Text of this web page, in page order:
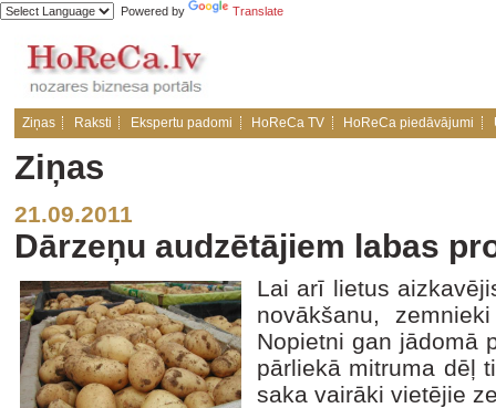
Powered by Translate
Ziņas Raksti Ekspertu padomi HoReCa TV HoReCa piedāvājumi
Ziņas
21.09.2011
Dārzeņu audzētājiem labas
Lai arī lietus
novākšanu,
Nopietni gan jādomā
pārliekā mitruma dēļ
saka vairāki vietējie